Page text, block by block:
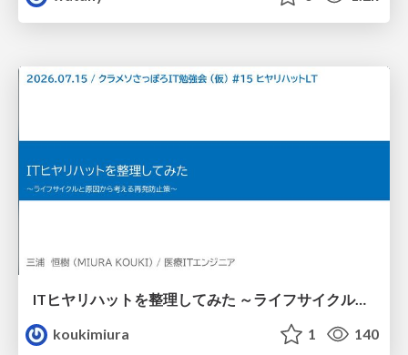
ITヒヤリハットを整理してみた ～ライフサイクルと原因から考える再発防止策～
koukimiura
1 140